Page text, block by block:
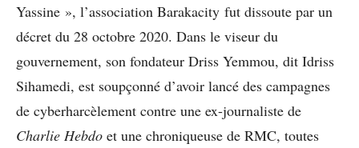
Yassine », l’association Barakacity fut dissoute par un
décret du 28 octobre 2020. Dans le viseur du
gouvernement, son fondateur Driss Yemmou, dit Idriss
Sihamedi, est soupçonné d’avoir lancé des campagnes
de cyberharcèlement contre une ex-journaliste de
Charlie Hebdo et une chroniqueuse de RMC, toutes